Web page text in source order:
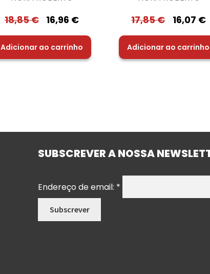
18,85€ 16,96 €
Adicionar ao carrinho
17,85€ 16,07 €
Adicionar ao carrinho
SUBSCREVER A NOSSA
Endereço de email: *